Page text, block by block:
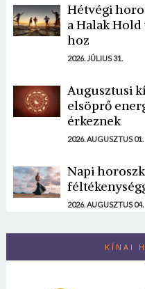
Hétvégi
a Halak
hoz
2026. JÚLIUS 31.
Augusztusi
elsöprő
érkeznek
2026. AUGUSZTUS 01.
Napi
2026. AUGUSZTUS 04.
KÍNAI